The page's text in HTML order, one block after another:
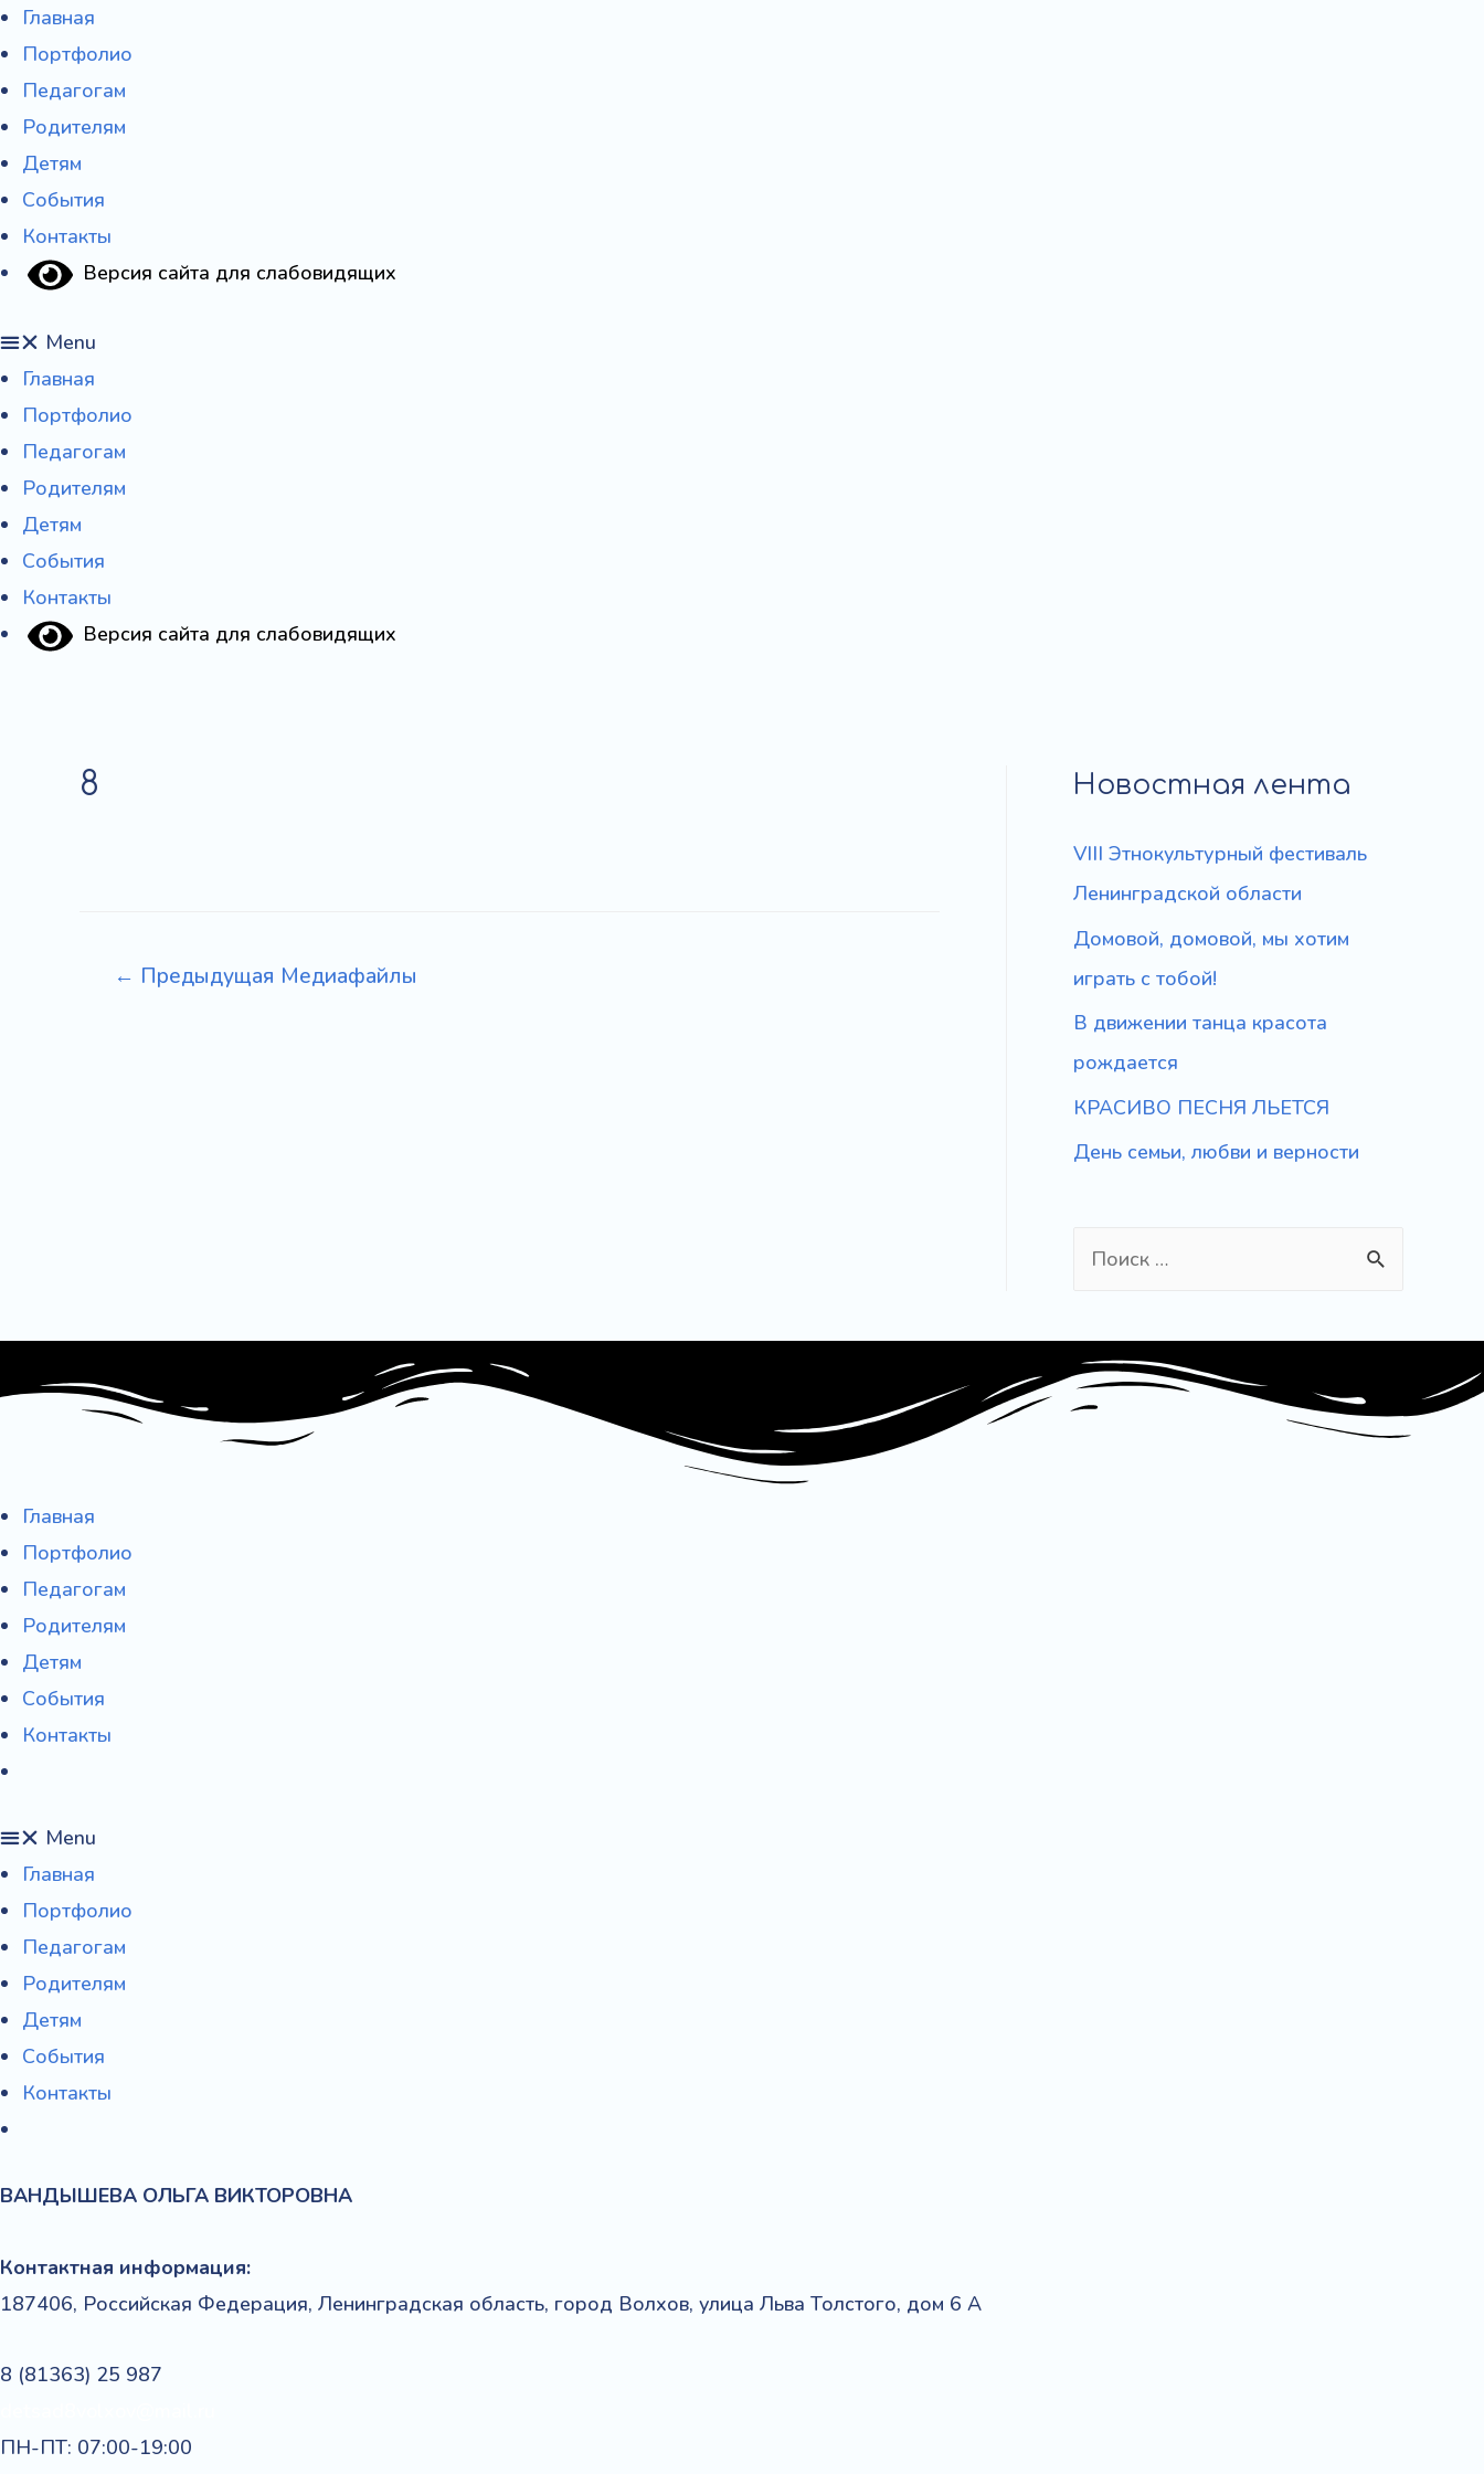
Перейти
к
содержимому
Главная
Портфолио
Педагогам
Родителям
Детям
События
Контакты
Версия сайта для слабовидящих
Menu
Главная
Портфолио
Педагогам
Родителям
Детям
События
Контакты
Версия сайта для слабовидящих
8
Навигация
← Предыдущая Медиафайлы
Новостная лента
VIII Этнокультурный фестиваль
Ленинградской области
Домовой, домовой, мы хотим
играть с тобой!
В движении танца красота
рождается
КРАСИВО ПЕСНЯ ЛЬЕТСЯ
День семьи, любви и верности
c
Главная
Портфолио
Педагогам
Родителям
Детям
События
Контакты
Menu
Главная
Портфолио
Педагогам
Родителям
Детям
События
Контакты
ВАНДЫШЕВА ОЛЬГА ВИКТОРОВНА
Контактная информация:
187406, Российская Федерация, Ленинградская область, город Волхов, улица Льва Толстого, дом 6 А
8 (81363) 25 987
ПН-ПТ: 07:00-19:00